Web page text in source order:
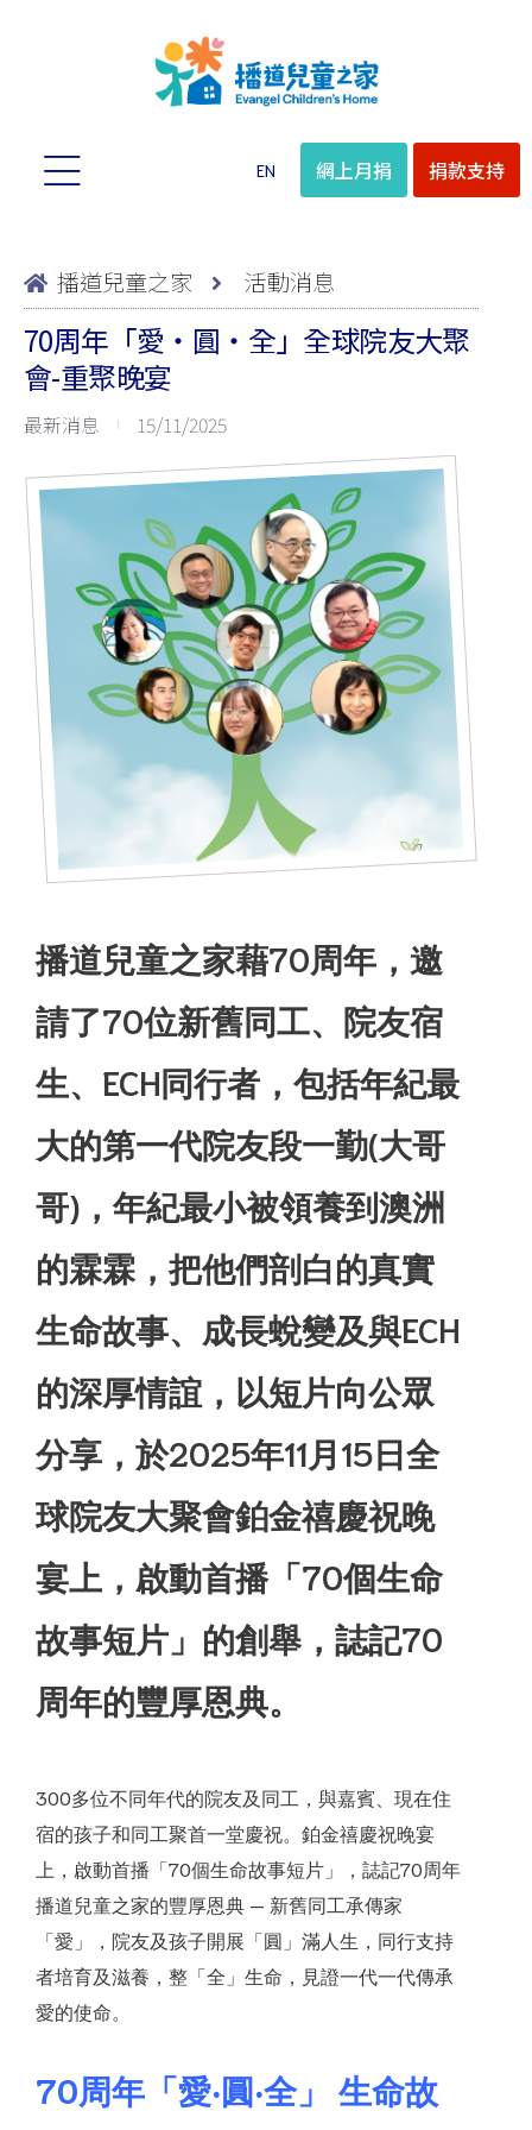
EN 網上月捐 捐款支持
播道兒童之家 活動消息
70周年「愛‧圓‧全」全球院友大聚
會-重聚晚宴
最新消息 15/11/2025
播道兒童之家藉70周年，邀
請了70位新舊同工、院友宿
生、ECH同行者，包括年紀最
大的第一代院友段一勤(大哥
哥)，年紀最小被領養到澳洲
的霖霖，把他們剖白的真實
生命故事、成長蛻變及與ECH
的深厚情誼，以短片向公眾
分享，於2025年11月15日全
球院友大聚會鉑金禧慶祝晚
宴上，啟動首播「70個生命
故事短片」的創舉，誌記70
周年的豐厚恩典。
300多位不同年代的院友及同工，與嘉賓、現在住
宿的孩子和同工聚首一堂慶祝。鉑金禧慶祝晚宴
上，啟動首播「70個生命故事短片」，誌記70周年
播道兒童之家的豐厚恩典 — 新舊同工承傳家
「愛」，院友及孩子開展「圓」滿人生，同行支持
者培育及滋養，整「全」生命，見證一代一代傳承
愛的使命。
70周年「愛‧圓‧全」 生命故